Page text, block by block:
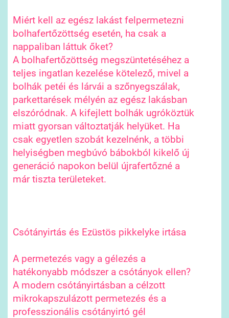
Miért kell az egész lakást felpermetezni
bolhafertőzöttség esetén, ha csak a
nappaliban láttuk őket?
A bolhafertőzöttség megszüntetéséhez a
teljes ingatlan kezelése kötelező, mivel a
bolhák petéi és lárvái a szőnyegszálak,
parkettarések mélyén az egész lakásban
elszóródnak. A kifejlett bolhák ugróköztük
miatt gyorsan változtatják helyüket. Ha
csak egyetlen szobát kezelnénk, a többi
helyiségben megbúvó bábokból kikelő új
generáció napokon belül újrafertőzné a
már tiszta területeket.
Csótányirtás és Ezüstös pikkelyke irtása
A permetezés vagy a gélezés a
hatékonyabb módszer a csótányok ellen?
A modern csótányirtásban a célzott
mikrokapszulázott permetezés és a
professzionális csótányirtó gél